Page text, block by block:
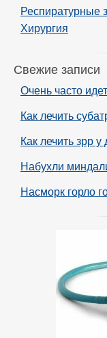
Респиратурные
Хирургия
Свежие записи
Очень часто
Как лечить
Как лечить зрр у
Набухли
Насморк горло